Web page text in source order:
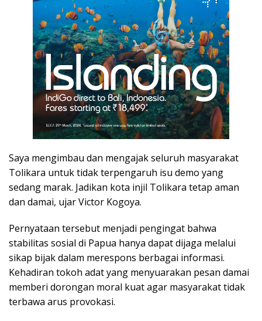
Saya mengimbau dan mengajak seluruh masyarakat
Tolikara untuk tidak terpengaruh isu demo yang
sedang marak. Jadikan kota injil Tolikara tetap aman
dan damai, ujar Victor Kogoya.
Pernyataan tersebut menjadi pengingat bahwa
stabilitas sosial di Papua hanya dapat dijaga melalui
sikap bijak dalam merespons berbagai informasi.
Kehadiran tokoh adat yang menyuarakan pesan damai
memberi dorongan moral kuat agar masyarakat tidak
terbawa arus provokasi.